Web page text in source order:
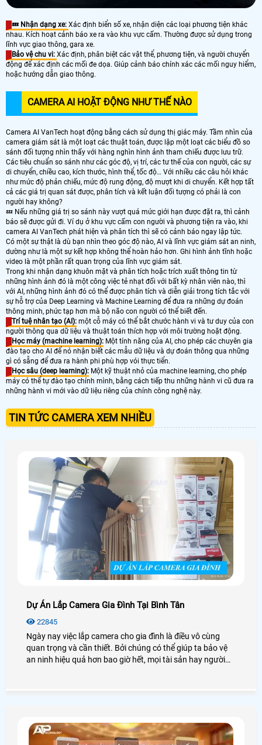
💤 Nhận dạng xe: Xác định biển số xe, nhận diện các loại phương tiện khác
nhau. Kích hoạt cảnh báo xe ra vào khu vực cấm. Thường được sử dụng trong
lĩnh vực giao thông, gara xe.
Bảo vệ chu vi: Xác định, phân biệt các vật thể, phương tiện, và người chuyển
động để xác định các mối đe dọa. Giúp cảnh báo chính xác các mối nguy hiểm,
hoặc hướng dẫn giao thông.
CAMERA AI HOẶT ĐỘNG NHƯ THẾ NÀO
Camera AI VanTech hoạt động bằng cách sử dụng thị giác máy. Tầm nhìn của
camera giám sát là một loạt các thuật toán, được lập một loạt các biểu đồ so
sánh đối tượng nhìn thấy với hàng nghìn hình ảnh tham chiếu được lưu trữ.
Các tiêu chuẩn so sánh như các góc độ, vị trí, các tư thế của con người, các sự
di chuyển, chiều cao, kích thước, hình thể, tốc độ… Với nhiều các câu hỏi khác
như mức độ phản chiếu, mức độ rung động, độ mượt khi di chuyển. Kết hợp tất
cả các giá trị quan sát được, phân tích và kết luận đối tượng có phải là con
người hay không?
💤 Nếu những giá trị so sánh này vượt quá mức giới hạn được đặt ra, thì cảnh
báo sẽ được gửi đi. Ví dụ ở khu vực cấm con người và phương tiện ra vào, khi
camera AI VanTech phát hiện và phân tích thì sẽ có cảnh báo ngay lập tức.
Có một sự thật là dù bạn nhìn theo góc độ nào, AI và lĩnh vực giám sát an ninh,
dường như là một sự kết hợp không thể hoàn hảo hơn. Ghi hình ảnh tĩnh hoặc
video là một phần rất quan trọng của lĩnh vực giám sát.
Trong khi nhận dạng khuôn mặt và phân tích hoặc trích xuất thông tin từ
những hình ảnh đó là một công việc tẻ nhạt đối với bất kỳ nhân viên nào, thì
với AI, những hình ảnh đó có thể được phân tích và diễn giải trong tích tắc với
sự hỗ trợ của Deep Learning và Machine Learning để đưa ra những dự đoán
thông minh, phức tạp hơn mà bộ não con người có thể biết đến.
Trí tuệ nhân tạo (AI): một cỗ máy có thể bắt chước hành vi và tư duy của con
người thông qua dữ liệu và thuật toán thích hợp với môi trường hoặt động.
Học máy (machine learning): Một tính năng của AI, cho phép các chuyên gia
đào tạo cho AI để nó nhận biết các mẫu dữ liệu và dự đoán thông qua những
gì có sẵng để đưa ra hành phi phù hợp vói thực tiển.
Học sâu (deep learning): Một kỹ thuật nhỏ của machine learning, cho phép
máy có thể tự đào tạo chính mình, bằng cách tiếp thu những hành vi cũ đưa ra
những hành vi mới vào dữ liệu riêng của chính công nghệ này.
TIN TỨC CAMERA XEM NHIỀU
Dự Án Lắp Camera Gia Đình Tại Bình Tân
22845
Ngày nay việc lắp camera cho gia đình là điều vô cùng
quan trọng và cần thiết. Bởi chúng có thể giúp ta bảo vệ
an ninh hiệu quả hơn bao giờ hết, mọi tài sản hay người